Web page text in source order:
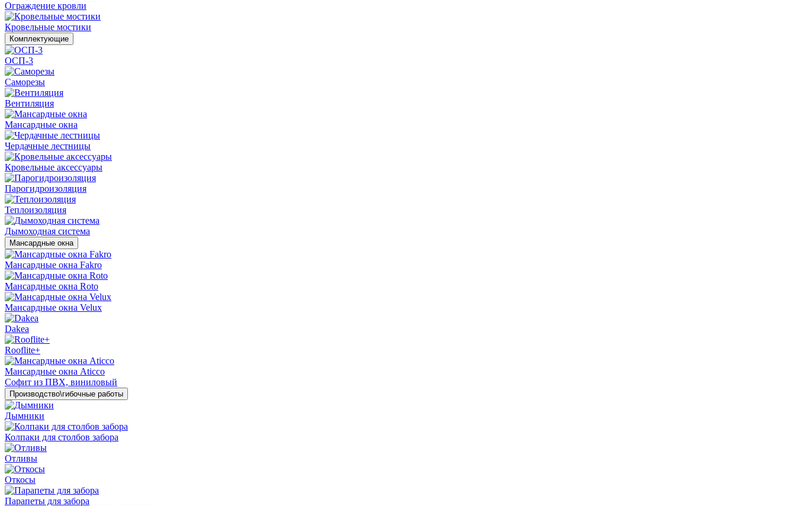
Ограждение кровли
Кровельные мостики
Комплектующие
ОСП-3
Саморезы
Вентиляция
Мансардные окна
Чердачные лестницы
Кровельные аксессуары
Парогидроизоляция
Теплоизоляция
Дымоходная система
Мансардные окна
Мансардные окна Fakro
Мансардные окна Roto
Мансардные окна Velux
Dakea
Rooflite+
Мансардные окна Aticco
Софит из ПВХ, виниловый
Производство\гибочные работы
Дымники
Колпаки для столбов забора
Отливы
Откосы
Парапеты для забора